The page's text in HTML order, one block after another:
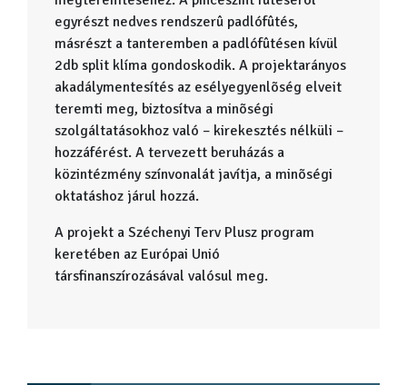
egyrészt nedves rendszerû padlófûtés,
másrészt a tanteremben a padlófûtésen kívül
2db split klíma gondoskodik. A projektarányos
akadálymentesítés az esélyegyenlõség elveit
teremti meg, biztosítva a minõségi
szolgáltatásokhoz való – kirekesztés nélküli –
hozzáférést. A tervezett beruházás a
közintézmény színvonalát javítja, a minõségi
oktatáshoz járul hozzá.
A projekt a Széchenyi Terv Plusz program
keretében az Európai Unió
társfinanszírozásával valósul meg.